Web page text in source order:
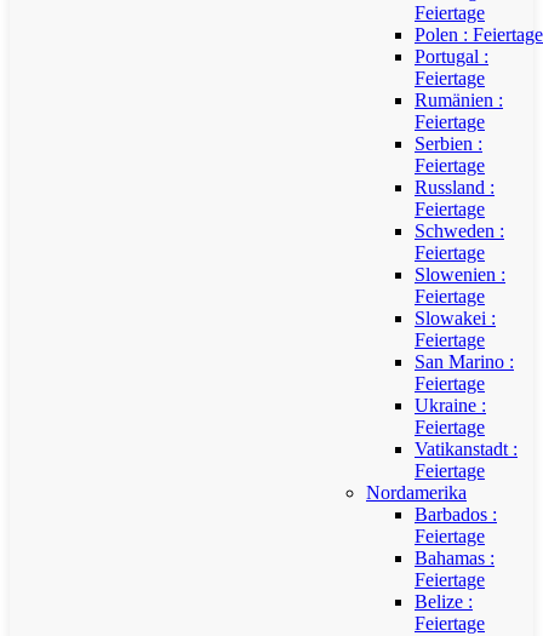
Feiertage
Polen : Feiertage
Portugal :
Feiertage
Rumänien :
Feiertage
Serbien :
Feiertage
Russland :
Feiertage
Schweden :
Feiertage
Slowenien :
Feiertage
Slowakei :
Feiertage
San Marino :
Feiertage
Ukraine :
Feiertage
Vatikanstadt :
Feiertage
Nordamerika
Barbados :
Feiertage
Bahamas :
Feiertage
Belize :
Feiertage